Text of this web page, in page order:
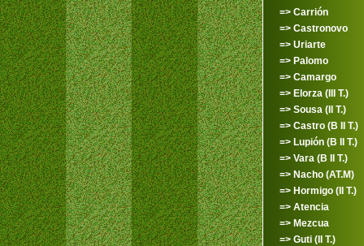
=> Carrión
=> Castronovo
=> Uriarte
=> Palomo
=> Camargo
=> Elorza (III T.)
=> Sousa (II T.)
=> Castro (B II T.)
=> Lupión (B II T.)
=> Vara (B II T.)
=> Nacho (AT.M)
=> Hormigo (II T.)
=> Atencia
=> Mezcua
=> Guti (II T.)